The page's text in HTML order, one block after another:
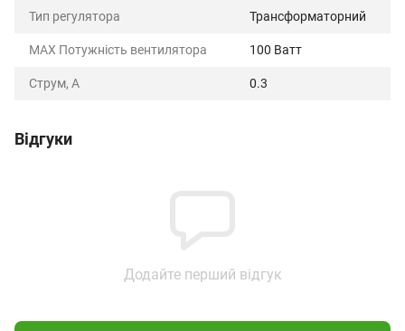
Тип регулятора Трансформаторний
MAX Потужність вентилятора 100 Ватт
Струм, А 0.3
Відгуки
Додайте перший відгук